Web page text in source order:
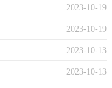
2023-10-19
2023-10-19
2023-10-13
2023-10-13